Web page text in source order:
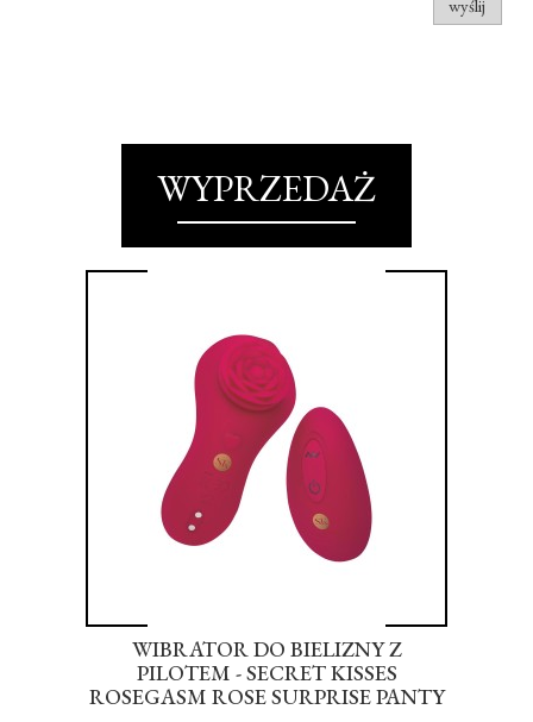
wyślij
WYPRZEDAŻ
WIBRATOR DO BIELIZNY Z
PILOTEM - SECRET KISSES
ROSEGASM ROSE SURPRISE PANTY